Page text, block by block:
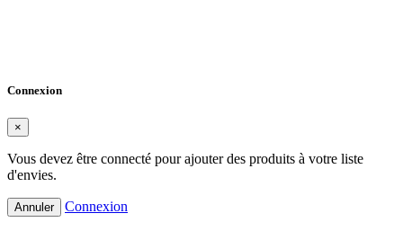
Connexion
×
Vous devez être connecté pour ajouter des produits à votre liste
d'envies.
Annuler Connexion